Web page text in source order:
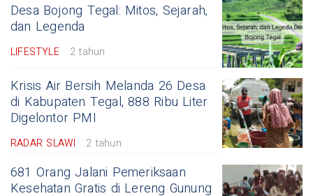
Desa Bojong Tegal: Mitos, Sejarah,
dan Legenda
LIFESTYLE 2 tahun
Krisis Air Bersih Melanda 26 Desa
di Kabupaten Tegal, 888 Ribu Liter
Digelontor PMI
RADAR SLAWI 2 tahun
681 Orang Jalani Pemeriksaan
Kesehatan Gratis di Lereng Gunung